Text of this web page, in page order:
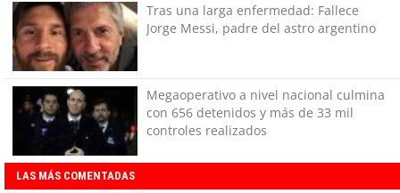
Tras una larga enfermedad: Fallece
Jorge Messi, padre del astro argentino
Megaoperativo a nivel nacional culmina
con 656 detenidos y más de 33 mil
controles realizados
LAS MÁS COMENTADAS